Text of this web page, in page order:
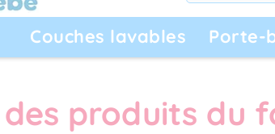
Couches lavables Porte-
produits du